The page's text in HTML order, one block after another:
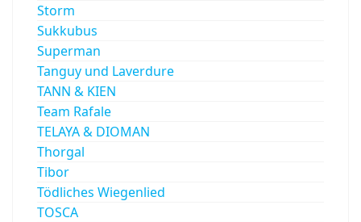
Storm
Sukkubus
Superman
Tanguy und Laverdure
TANN & KIEN
Team Rafale
TELAYA & DIOMAN
Thorgal
Tibor
Tödliches Wiegenlied
TOSCA